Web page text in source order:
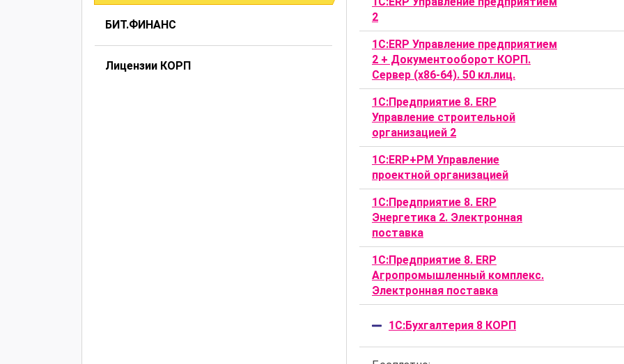
БИТ.ФИНАНС
Лицензии КОРП
2
1С:ERP Управление предприятием
2 + Документооборот КОРП.
Сервер (x86-64). 50 кл.лиц.
1С:Предприятие 8. ERP
Управление строительной
организацией 2
1С:ERP+PM Управление
проектной организацией
1С:Предприятие 8. ERP
Энергетика 2. Электронная
поставка
1С:Предприятие 8. ERP
Агропромышленный комплекс.
Электронная поставка
1С:Бухгалтерия 8 КОРП